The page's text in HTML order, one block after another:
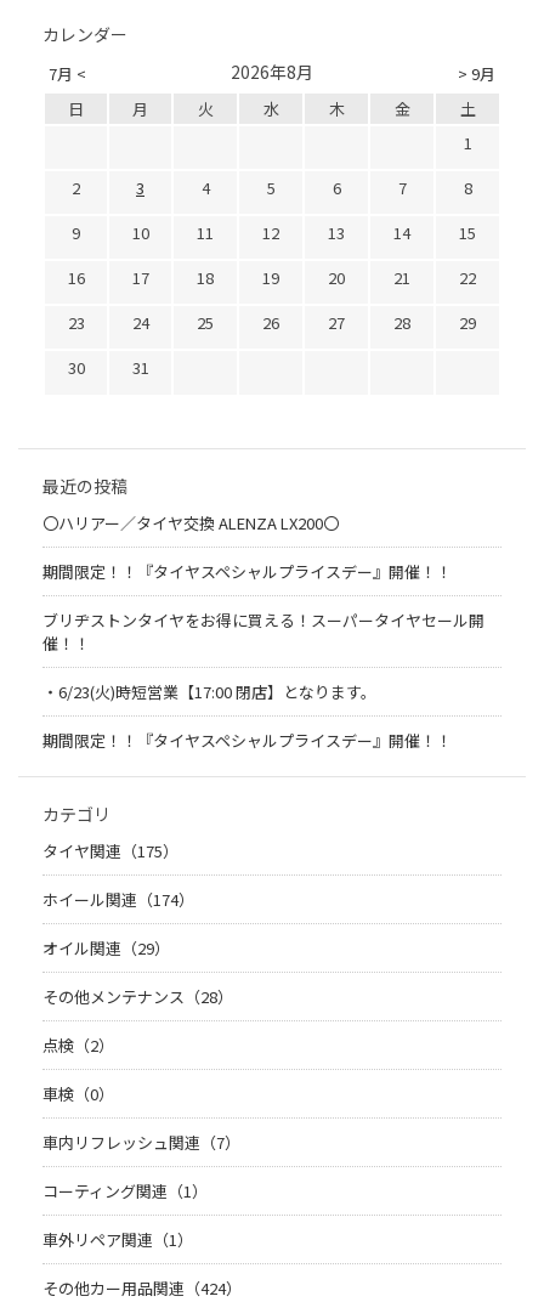
カレンダー
7月 < > 9月
2026年8月
日 月 火 水 木 金
土
1
2
3 4 5 6 7
8
9
10 11 12 13 14
15
16
17 18 19 20 21
22
23
24 25 26 27 28
29
30
31
最近の投稿
〇ハリアー／タイヤ交換 ALENZA LX200〇
期間限定！！『タイヤスペシャルプライスデー』開催！！
ブリヂストンタイヤをお得に買える！スーパータイヤセール開
催！！
・6/23(火)時短営業【17:00 閉店】となります。
期間限定！！『タイヤスペシャルプライスデー』開催！！
カテゴリ
タイヤ関連（175）
ホイール関連（174）
オイル関連（29）
その他メンテナンス（28）
点検（2）
車検（0）
車内リフレッシュ関連（7）
コーティング関連（1）
車外リペア関連（1）
その他カー用品関連（424）